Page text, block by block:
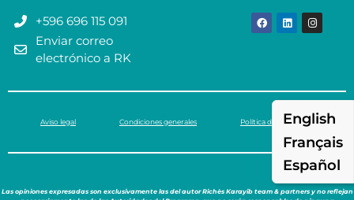
+596 696 115 091
Enviar correo
electrónico a RK
Aviso legal Condiciones generales Política de privacidad
Las opiniones expresadas son exclusivamente las del autor Richès Karayib team & partners y no reflejan
English
Français
Español